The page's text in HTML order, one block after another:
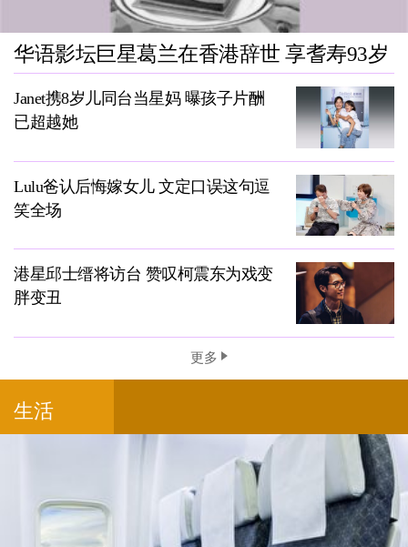
华语影坛巨星葛兰在香港辞世 享耆寿93岁
Janet携8岁儿同台当星妈 曝孩子片酬
已超越她
Lulu爸认后悔嫁女儿 文定口误这句逗
笑全场
港星邱士缙将访台 赞叹柯震东为戏变
胖变丑
更多
生活